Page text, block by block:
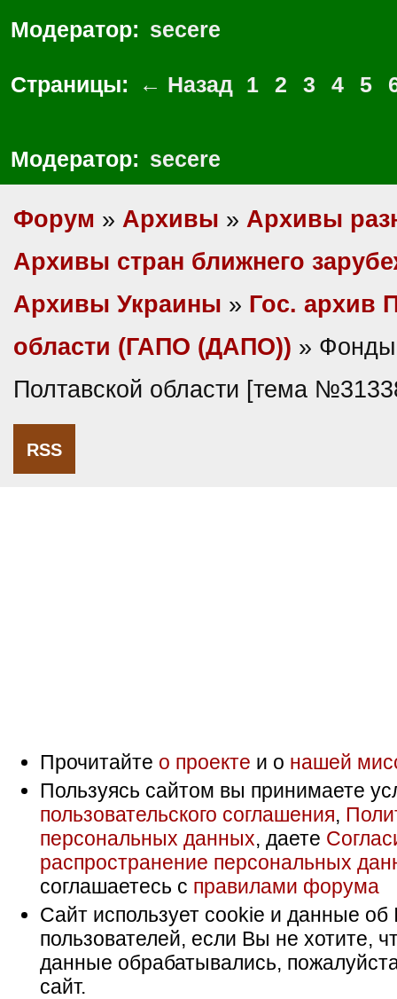
Модератор: secere
Страницы: ← Назад 1 2 3 4 5
Модератор: secere
Форум » Архивы » Архивы
Архивы стран ближнего
Архивы Украины » Гос. архив
области (ГАПО (ДАПО)) » Фонды
Полтавской области [тема
RSS
Прочитайте о проекте и о нашей
Пользуясь сайтом вы принимаете
пользовательского соглашения,
персональных данных, даете
распространение персональных
соглашаетесь с правилами форума
Сайт использует cookie и данные об
пользователей, если Вы не хотите,
данные обрабатывались,
сайт.